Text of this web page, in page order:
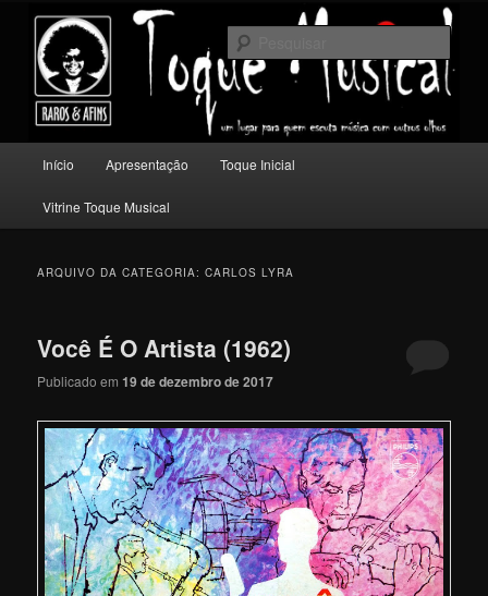
conteúdo
principal
conteúdo
secundário
Toque Musical
Um lugar para quem escuta música com outros olhos.
principal
Início Apresentação Toque Inicial
Vitrine Toque Musical
ARQUIVO DA CATEGORIA:CARLOS LYRA
Você É O Artista (1962)
Publicado em19 de dezembro de 2017